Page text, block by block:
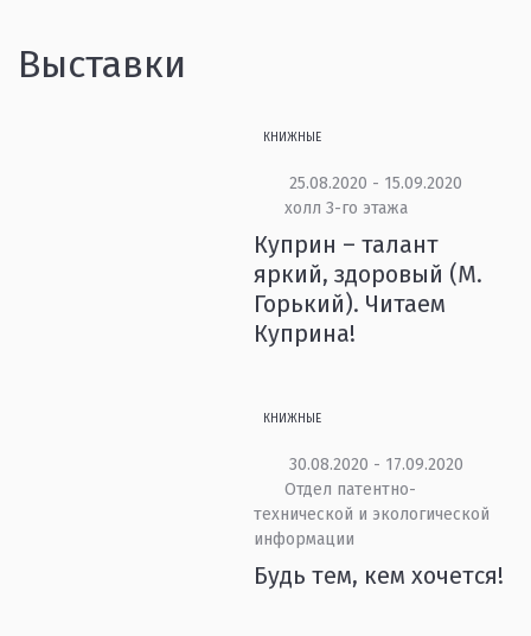
Выставки
КНИЖНЫЕ
25.08.2020 - 15.09.2020
холл 3-го этажа
Куприн – талант
яркий, здоровый (М.
Горький). Читаем
Куприна!
КНИЖНЫЕ
30.08.2020 - 17.09.2020
Отдел патентно-
технической и экологической
информации
Будь тем, кем хочется!